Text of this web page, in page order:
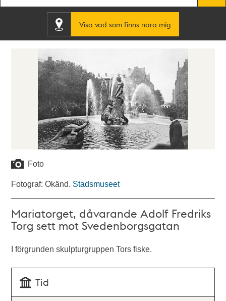
Visa vad som finns nära mig
Foto
Fotograf: Okänd. Stadsmuseet
Mariatorget, dåvarande Adolf Fredriks
Torg sett mot Svedenborgsgatan
I förgrunden skulpturgruppen Tors fiske.
Tid